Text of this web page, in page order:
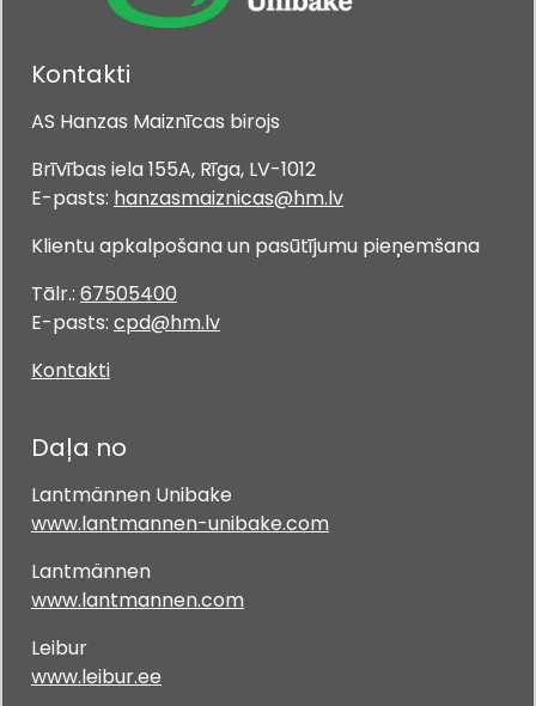
Kontakti
AS Hanzas Maiznīcas birojs
Brīvības iela 155A, Rīga, LV-1012
E-pasts: hanzasmaiznicas@hm.lv
Klientu apkalpošana un pasūtījumu pieņemšana
Tālr.: 67505400
E-pasts: cpd@hm.lv
Kontakti
Daļa no
Lantmännen Unibake
www.lantmannen-unibake.com
Lantmännen
www.lantmannen.com
Leibur
www.leibur.ee